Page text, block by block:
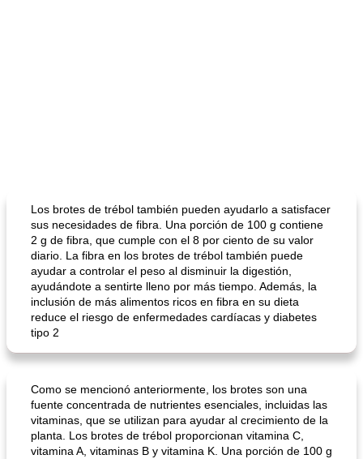
Los brotes de trébol también pueden ayudarlo a satisfacer
sus necesidades de fibra. Una porción de 100 g contiene
2 g de fibra, que cumple con el 8 por ciento de su valor
diario. La fibra en los brotes de trébol también puede
ayudar a controlar el peso al disminuir la digestión,
ayudándote a sentirte lleno por más tiempo. Además, la
inclusión de más alimentos ricos en fibra en su dieta
reduce el riesgo de enfermedades cardíacas y diabetes
tipo 2
Como se mencionó anteriormente, los brotes son una
fuente concentrada de nutrientes esenciales, incluidas las
vitaminas, que se utilizan para ayudar al crecimiento de la
planta. Los brotes de trébol proporcionan vitamina C,
vitamina A, vitaminas B y vitamina K. Una porción de 100 g